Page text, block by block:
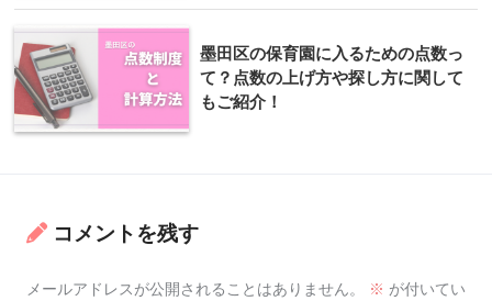
墨田区の保育園に入るための点数っ
て？点数の上げ方や探し方に関して
もご紹介！
コメントを残す
メールアドレスが公開されることはありません。 ※ が付いてい